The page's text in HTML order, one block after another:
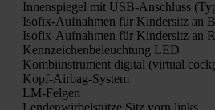
Innen­spie­gel mit USB-Anschluss
Iso­fix-Auf­nah­men für Kin­der­sitz an
Iso­fix-Auf­nah­men für Kin­der­sitz an
Kenn­zei­chen­be­leuch­tung LED
Kom­bi­in­stru­ment digi­tal (vir­tu­al
Kopf-Air­bag-Sys­tem
LM-Fel­gen